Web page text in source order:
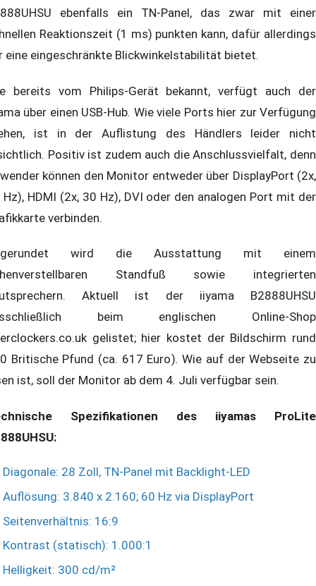
ebenfalls ein TN-Panel, das zwar mit einer
Reaktionszeit (1 ms) punkten kann, dafür allerdings
eine eingeschränkte Blickwinkelstabilität bietet.
bereits vom Philips-Gerät bekannt, verfügt auch der
über einen USB-Hub. Wie viele Ports hier zur Verfügung
ist in der Auflistung des Händlers leider nicht
Positiv ist zudem auch die Anschlussvielfalt, denn
können den Monitor entweder über DisplayPort (2x,
Hz), HDMI (2x, 30 Hz), DVI oder den analogen Port mit der
verbinden.
wird die Ausstattung mit einem
Standfuß sowie integrierten
Aktuell ist der iiyama B2888UHSU
beim englischen Online-Shop
gelistet; hier kostet der Bildschirm rund
Britische Pfund (ca. 617 Euro). Wie auf der Webseite zu
ist, soll der Monitor ab dem 4. Juli verfügbar sein.
Spezifikationen des iiyamas ProLite
Diagonale: 28 Zoll, TN-Panel mit Backlight-LED
Auflösung: 3.840 x 2.160; 60 Hz via DisplayPort
Seitenverhältnis: 16:9
Kontrast (statisch): 1.000:1
Helligkeit: 300 cd/m²